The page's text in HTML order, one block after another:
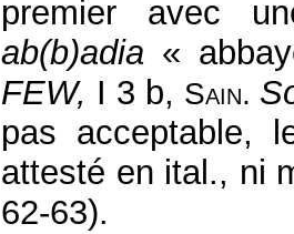
premier avec
ab(b)adia «
FEW, I 3 b, Sain.
pas acceptable,
attesté en ital., ni
62-63).